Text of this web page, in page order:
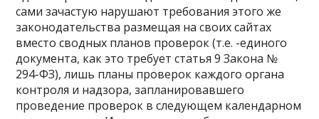
сами зачастую нарушают требования этого же
законодательства размещая на своих сайтах
вместо сводных планов проверок (т.е. -единого
документа, как это требует статья 9 Закона №
294-ФЗ), лишь планы проверок каждого органа
контроля и надзора, запланировавшего
проведение проверок в следующем календарном